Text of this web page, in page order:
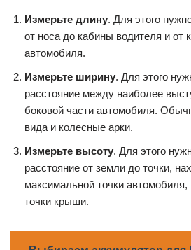
Измерьте длину. Для этого
от носа до кабины водителя и от
автомобиля.
Измерьте ширину. Для этого
расстояние между наиболее
боковой части автомобиля.
вида и колесные арки.
Измерьте высоту. Для этого
расстояние от земли до точки,
максимальной точки
точки крыши.